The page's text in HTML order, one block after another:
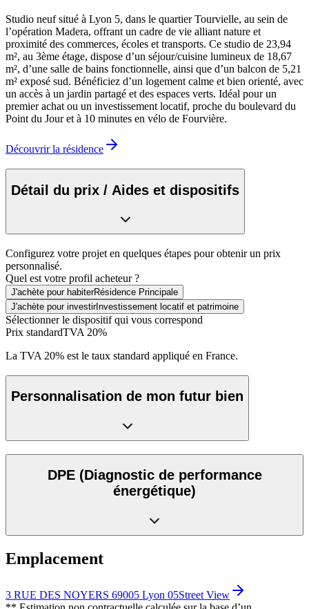
Studio neuf situé à Lyon 5, dans le quartier Tourvielle, au sein de
l’opération Madera, offrant un cadre de vie alliant nature et
proximité des commerces, écoles et transports. Ce studio de 23,94
m², au 3ème étage, dispose d’un séjour/cuisine lumineux de 18,67
m², d’une salle de bains fonctionnelle, ainsi que d’un balcon de 5,21
m² exposé sud. Bénéficiez d’un logement calme et bien orienté, avec
un accès à un jardin partagé et des espaces verts. Idéal pour un
premier achat ou un investissement locatif, proche du boulevard du
Point du Jour et à 10 minutes en vélo de Fourvière.
Découvrir la résidence
Détail du prix / Aides et dispositifs
Configurez votre projet en quelques étapes pour obtenir un prix
personnalisé.
Quel est votre profil acheteur ?
J'achète pour habiterRésidence Principale
J'achète pour investirInvestissement locatif et patrimoine
Sélectionner le dispositif qui vous correspond
Prix standardTVA 20%
La TVA 20% est le taux standard appliqué en France.
Personnalisation de mon futur bien
DPE (Diagnostic de performance
énergétique)
Emplacement
3 RUE DES NOYERS 69005 Lyon 05Street View